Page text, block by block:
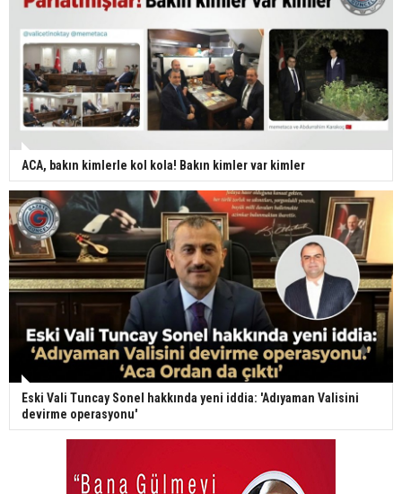
ACA, bakın kimlerle kol kola! Bakın kimler var kimler
Eski Vali Tuncay Sonel hakkında yeni iddia: 'Adıyaman Valisini
devirme operasyonu'